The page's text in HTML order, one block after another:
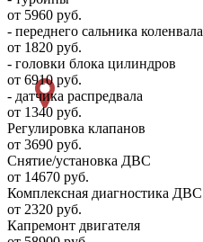
от 5960 руб.
- переднего сальника коленвала
от 1820 руб.
- головки блока цилиндров
от 6910 руб.
- датчика распредвала
от 1340 руб.
Регулировка клапанов
от 3690 руб.
Снятие/установка ДВС
от 14670 руб.
Комплексная диагностика ДВС
от 2320 руб.
Капремонт двигателя